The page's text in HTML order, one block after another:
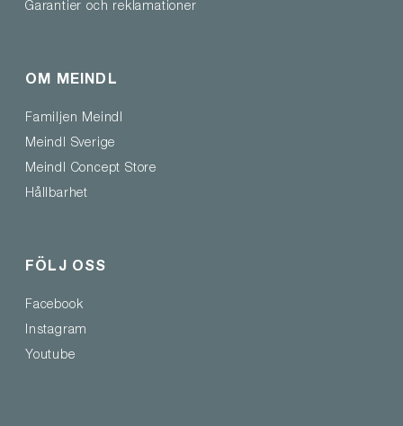
Garantier och reklamationer
OM MEINDL
Familjen Meindl
Meindl Sverige
Meindl Concept Store
Hållbarhet
FÖLJ OSS
Facebook
Instagram
Youtube